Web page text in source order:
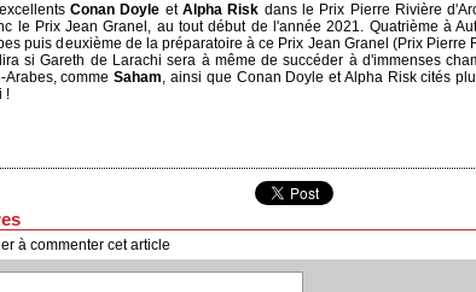
Conan Doyle etAlpha Risk dans le Prix Pierre Rivière
le Prix Jean Granel, au tout début de l'année 2021. Quatrième à
puis deuxième de la préparatoire à ce Prix Jean Granel (Prix Pierre
si Gareth de Larachi sera à même de succéder à d'immenses
Arabes, commeSaham, ainsi que Conan Doyle et Alpha Risk cités
!
à commenter cet article